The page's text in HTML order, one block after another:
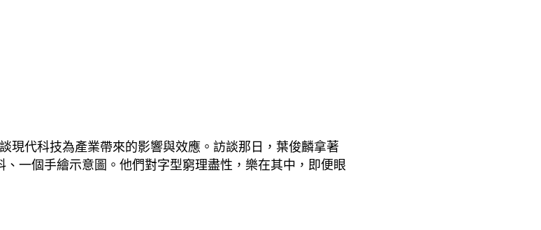
現代科技為產業帶來的影響與效應。訪談那日，葉俊麟拿著
一個手繪示意圖。他們對字型窮理盡性 ，樂在其中，即便眼